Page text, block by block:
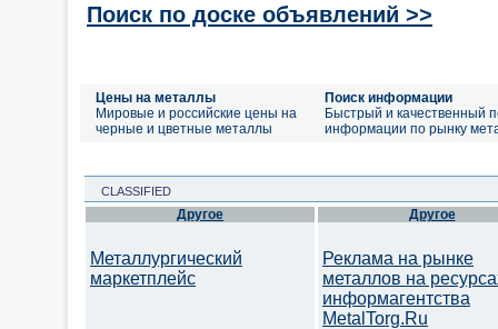
Поиск по доске объявлений >>
Цены на металлы
Мировые и российские цены на
черные и цветные металлы
Поиск информации
Быстрый и качественный
информации по рынку
CLASSIFIED
Другое
Металлургический
маркетплейс
Другое
Реклама на рынке
металлов на
информагентства
MetalTorg.Ru